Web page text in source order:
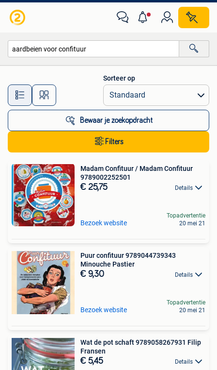
Alle afstanden…
Sorteer op
Bewaar je zoekopdracht
Filters
Madam Confituur / Madam Confituur
9789002252501
€ 25,75 Details
Bezoek website
Topadvertentie
20 mei 21
Puur confituur 9789044739343
Minouche Pastier
€ 9,30 Details
Bezoek website
Topadvertentie
20 mei 21
Wat de pot schaft 9789058267931 Filip
Fransen
€ 5,45 Details